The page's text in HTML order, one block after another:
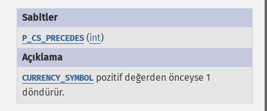
P_CS_PRECEDES(int)
CURRENCY_SYMBOLpozitif değerden önceyse 1
döndürür.